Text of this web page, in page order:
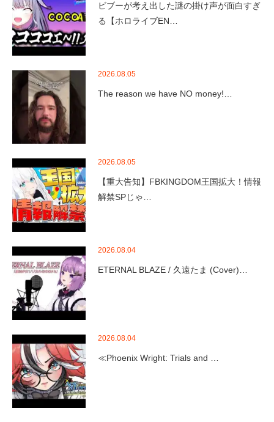
ビブーが考え出した謎の掛け声が面白すぎ
る【ホロライブEN…
2026.08.05
The reason we have NO money!…
2026.08.05
【重大告知】FBKINGDOM王国拡大！情報
解禁SPじゃ…
2026.08.04
ETERNAL BLAZE / 久遠たま (Cover)…
2026.08.04
≪Phoenix Wright: Trials and …